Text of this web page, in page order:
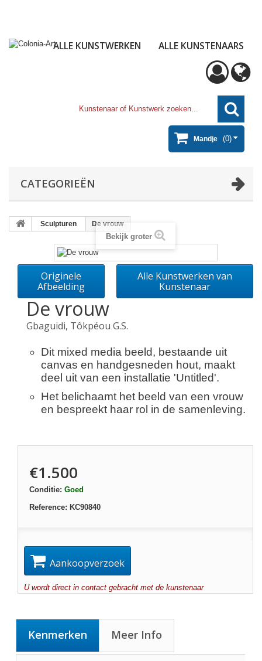
ALLE KUNSTWERKEN ALLE KUNSTENAARS
Mandje (0)
CATEGORIEËN
Sculpturen De vrouw
Bekijk groter
Originele
Afbeelding
Alle Kunstwerken van
Kunstenaar
De vrouw
Gbaguidi, Tôkpéou G.S.
Dit mixed media beeld, bestaande uit
canvas en handgesneden hout, maakt
deel uit van een installatie 'Untitled'.
Het belichaamt het beeld van een vrouw
en bespreekt haar rol in de samenleving.
€1.500
Conditie: Goed
Reference: KC90840
Aankoopverzoek
U wordt direct in contact gebracht met de kunstenaar
Kenmerken Meer Info